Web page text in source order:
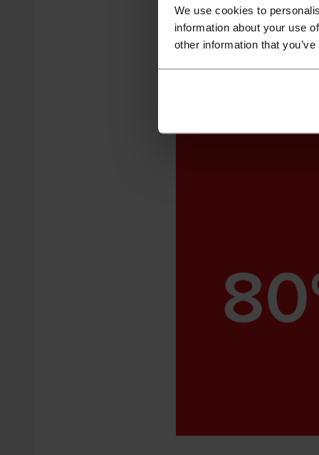
We use cookies to
information about your use
other information that
miesięcznie – większość
miesiąca na zakupach w
Poznaniak skąpy?